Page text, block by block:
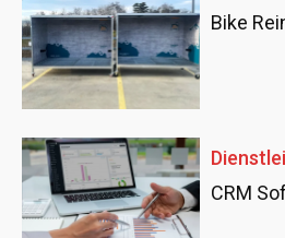
Bike
CRM